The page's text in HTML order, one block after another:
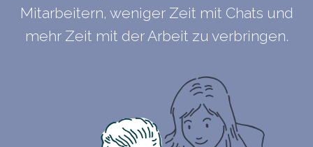
Mitarbeitern, weniger Zeit mit Chats und
mehr Zeit mit der Arbeit zu verbringen.